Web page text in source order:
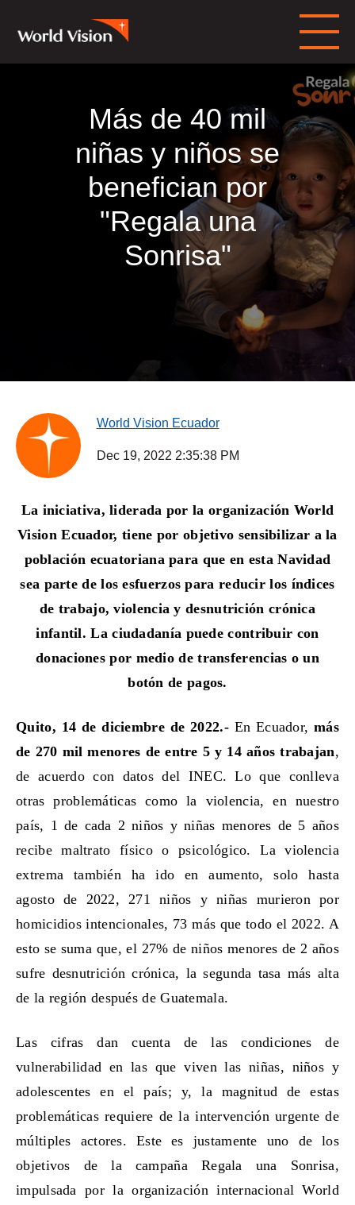
Más de 40 mil
niñas y niños se
benefician por
"Regala una
Sonrisa"
World Vision Ecuador
Dec 19, 2022 2:35:38 PM
La iniciativa, liderada por la organización World
Vision Ecuador, tiene por objetivo sensibilizar a la
población ecuatoriana para que en esta Navidad
sea parte de los esfuerzos para reducir los índices
de trabajo, violencia y desnutrición crónica
infantil. La ciudadanía puede contribuir con
donaciones por medio de transferencias o un
botón de pagos.
Quito, 14 de diciembre de 2022.- En Ecuador,más
de 270 mil menores de entre 5 y 14 años trabajan,
de acuerdo con datos del INEC. Lo que conlleva
otras problemáticas como la violencia, en nuestro
país, 1 de cada 2 niños y niñas menores de 5 años
recibe maltrato físico o psicológico. La violencia
extrema también ha ido en aumento, solo hasta
agosto de 2022, 271 niños y niñas murieron por
homicidios intencionales, 73 más que todo el 2022. A
esto se suma que, el 27% de niños menores de 2 años
sufre desnutrición crónica, la segunda tasa más alta
de la región después de Guatemala.
Las cifras dan cuenta de las condiciones de
vulnerabilidad en las que viven las niñas, niños y
adolescentes en el país; y, la magnitud de estas
problemáticas requiere de la intervención urgente de
múltiples actores. Este es justamente uno de los
objetivos de la campaña Regala una Sonrisa,
impulsada por la organización internacional World